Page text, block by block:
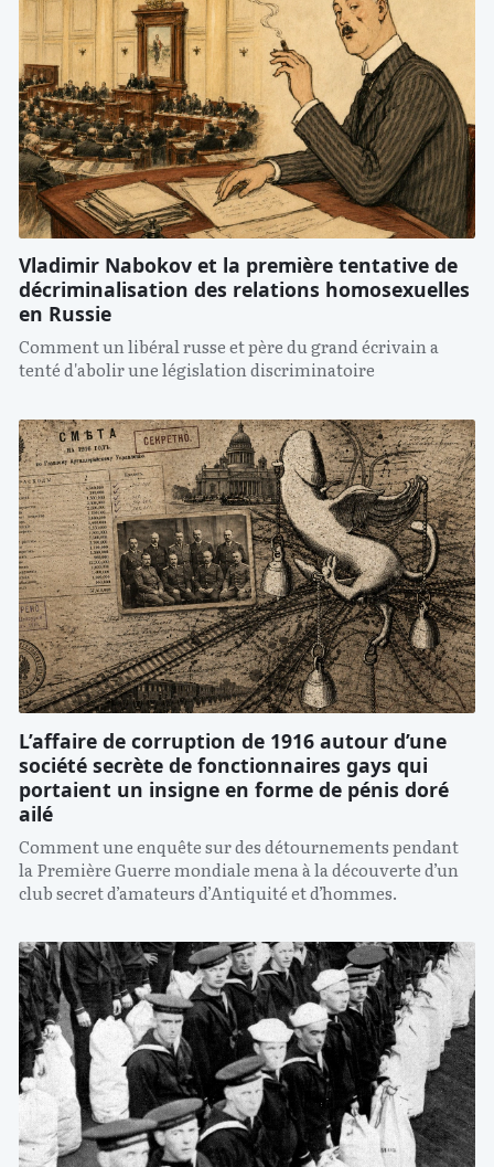
Vladimir Nabokov et la première tentative de
décriminalisation des relations homosexuelles
en Russie
Comment un libéral russe et père du grand écrivain a
tenté d'abolir une législation discriminatoire
L’affaire de corruption de 1916 autour d’une
société secrète de fonctionnaires gays qui
portaient un insigne en forme de pénis doré
ailé
Comment une enquête sur des détournements pendant
la Première Guerre mondiale mena à la découverte d’un
club secret d’amateurs d’Antiquité et d’hommes.